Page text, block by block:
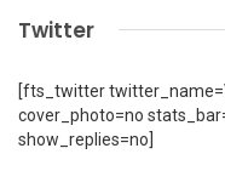
Twitter
[fts_twitter
cover_photo=no
show_replies=no]